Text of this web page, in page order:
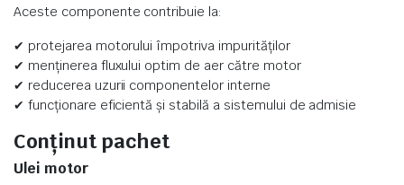
Aceste componente contribuie la:
✔ protejarea motorului împotriva impurităților
✔ menținerea fluxului optim de aer către motor
✔ reducerea uzurii componentelor interne
✔ funcționare eficientă și stabilă a sistemului de admisie
Conținut pachet
Ulei motor